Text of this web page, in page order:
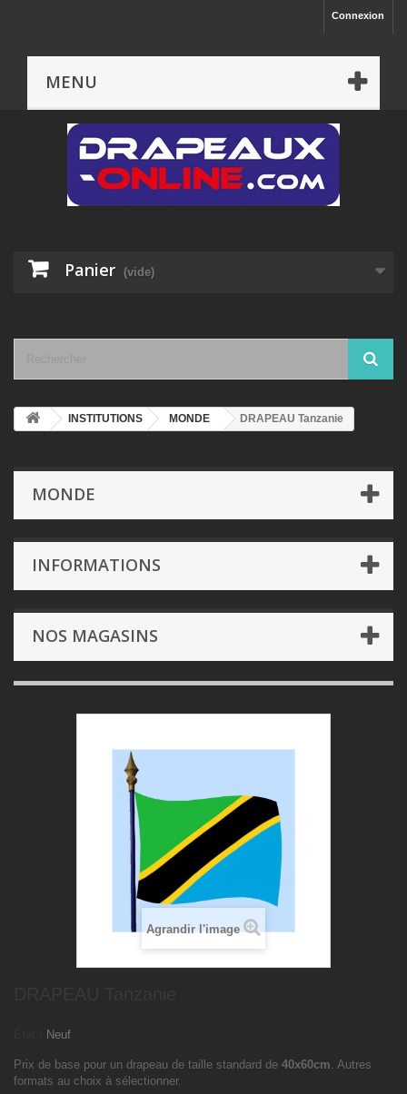
Connexion
MENU
Panier (vide)
INSTITUTIONS MONDE DRAPEAU Tanzanie
MONDE
INFORMATIONS
NOS MAGASINS
Agrandir l'image
Neuf
Prix de base pour un drapeau de taille standard de 40x60cm. Autres
formats au choix à sélectionner.